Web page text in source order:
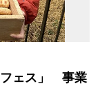
フェス」 事業